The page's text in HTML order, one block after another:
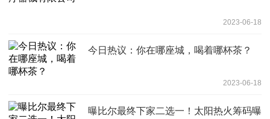
2023-06-18
今日热议：你在哪座城，喝着哪杯茶？
2023-06-18
曝比尔最终下家二选一！太阳热火筹码曝